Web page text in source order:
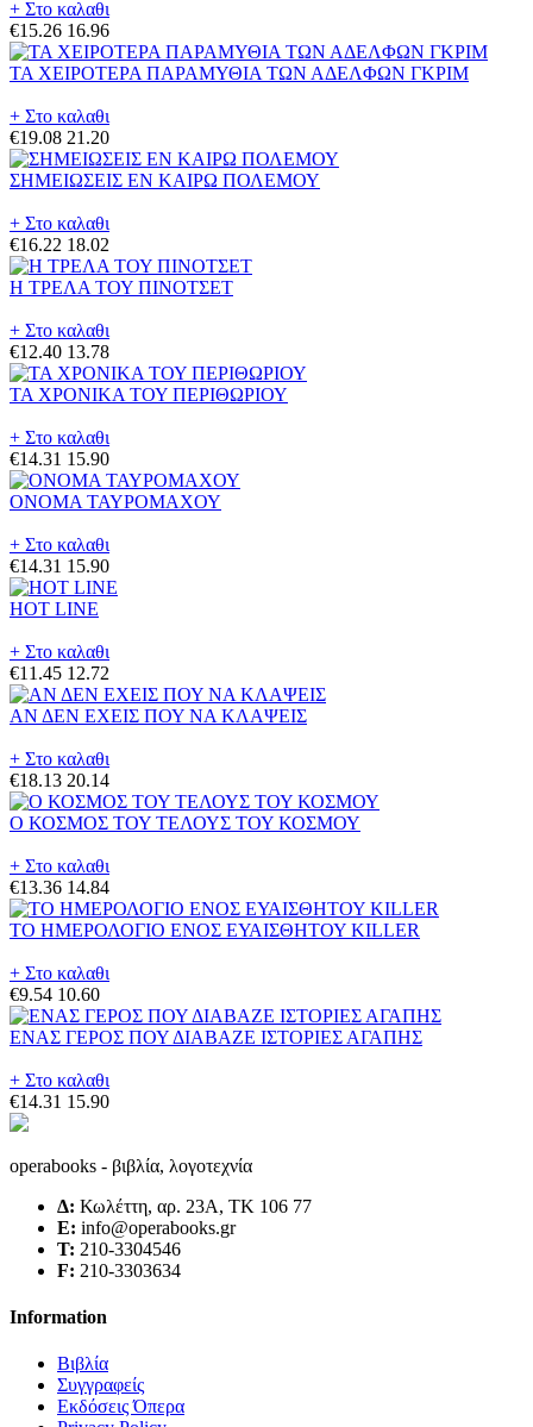
+ Στο καλαθι
€15.26 16.96
ΤΑ ΧΕΙΡΟΤΕΡΑ ΠΑΡΑΜΥΘΙΑ ΤΩΝ ΑΔΕΛΦΩΝ ΓΚΡΙΜ
+ Στο καλαθι
€19.08 21.20
ΣΗΜΕΙΩΣΕΙΣ ΕΝ ΚΑΙΡΩ ΠΟΛΕΜΟΥ
+ Στο καλαθι
€16.22 18.02
Η ΤΡΕΛΑ ΤΟΥ ΠΙΝΟΤΣΕΤ
+ Στο καλαθι
€12.40 13.78
ΤΑ ΧΡΟΝΙΚΑ ΤΟΥ ΠΕΡΙΘΩΡΙΟΥ
+ Στο καλαθι
€14.31 15.90
ΟΝΟΜΑ ΤΑΥΡΟΜΑΧΟΥ
+ Στο καλαθι
€14.31 15.90
HOT LINE
+ Στο καλαθι
€11.45 12.72
ΑΝ ΔΕΝ ΕΧΕΙΣ ΠΟΥ ΝΑ ΚΛΑΨΕΙΣ
+ Στο καλαθι
€18.13 20.14
Ο ΚΟΣΜΟΣ ΤΟΥ ΤΕΛΟΥΣ ΤΟΥ ΚΟΣΜΟΥ
+ Στο καλαθι
€13.36 14.84
ΤΟ ΗΜΕΡΟΛΟΓΙΟ ΕΝΟΣ ΕΥΑΙΣΘΗΤΟΥ KILLER
+ Στο καλαθι
€9.54 10.60
ΕΝΑΣ ΓΕΡΟΣ ΠΟΥ ΔΙΑΒΑΖΕ ΙΣΤΟΡΙΕΣ ΑΓΑΠΗΣ
+ Στο καλαθι
€14.31 15.90
operabooks - βιβλία, λογοτεχνία
Δ: Κωλέττη, αρ. 23Α, ΤΚ 106 77
E: info@operabooks.gr
Τ: 210-3304546
F: 210-3303634
Information
Βιβλία
Συγγραφείς
Εκδόσεις Όπερα